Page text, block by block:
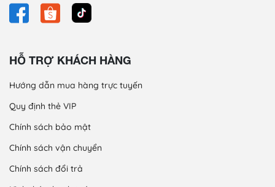
HỖ TRỢ KHÁCH HÀNG
Hướng dẫn mua hàng trực tuyến
Quy định thẻ VIP
Chính sách bảo mật
Chính sách vận chuyển
Chính sách đổi trả